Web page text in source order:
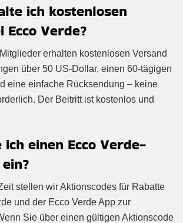
ich kostenlosen
Ecco Verde?
erhalten kostenlosen Versand
über 50 US-Dollar, einen 60-tägigen
eine einfache Rücksendung – keine
Der Beitritt ist kostenlos und
einen Ecco Verde-
stellen wir Aktionscodes für Rabatte
und der Ecco Verde App zur
Sie über einen gültigen Aktionscode